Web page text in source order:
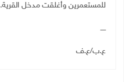
للمستعمرين وأغلقت مدخل القرية.
ـــــ
ع.ب/ع.ف